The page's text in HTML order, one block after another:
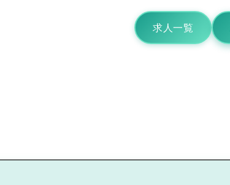
求人一覧